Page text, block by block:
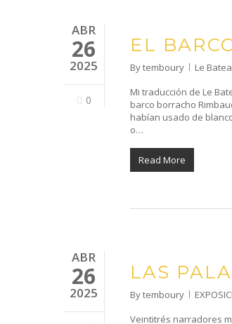
ABR
26
2025
0
EL
Bytemboury Le
Mi traducción de Le
barco borracho
habían usado de
o…
Read More
ABR
26
2025
LAS
Bytemboury
Veintitrés narradores